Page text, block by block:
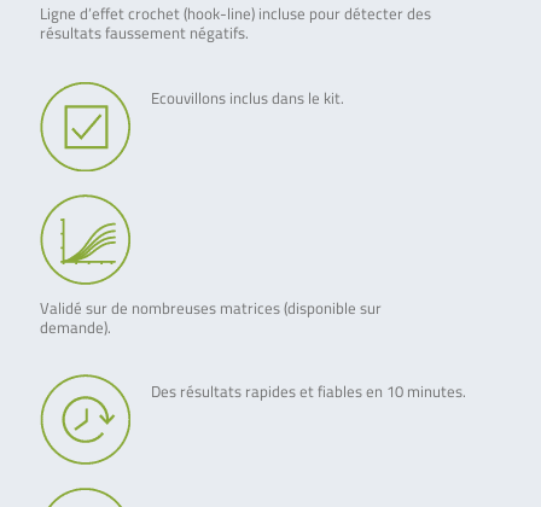
Ligne d’effet crochet (hook-line) incluse pour détecter des
résultats faussement négatifs.
Ecouvillons inclus dans le kit.
Validé sur de nombreuses matrices (disponible sur
demande).
Des résultats rapides et fiables en 10 minutes.